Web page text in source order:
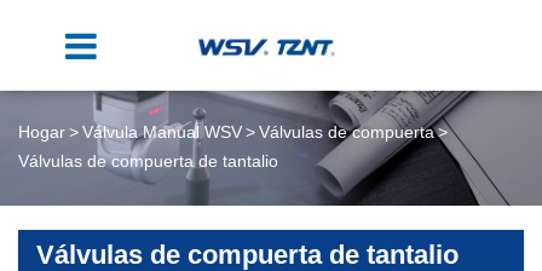
Hogar Válvula Manual WSV
Válvulas de compuerta
Válvulas de compuerta de tantalio
Válvulas de compuerta de tantalio